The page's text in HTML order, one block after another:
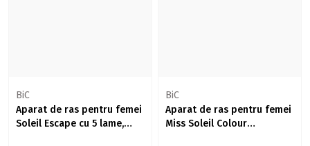
BiC
Aparat de ras pentru femei
Soleil Escape cu 5 lame,
BiC
Aparat de ras pentru femei
Miss Soleil Colour